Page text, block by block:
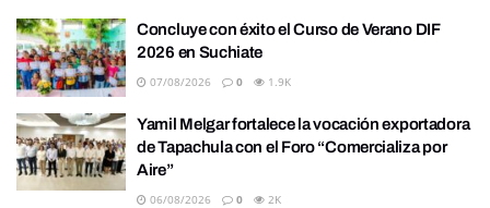
Concluye con éxito el Curso de Verano DIF
2026 en Suchiate
07/08/2026 0 1.9K
Yamil Melgar fortalece la vocación exportadora
de Tapachula con el Foro “Comercializa por
Aire”
06/08/2026 0 2K